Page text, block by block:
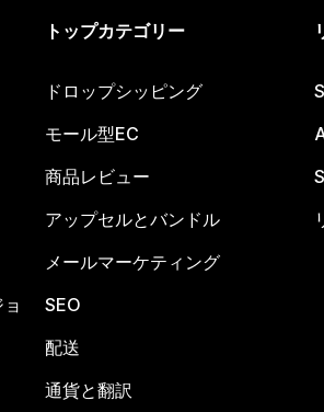
トップカテゴリー
ドロップシッピング
モール型EC
商品レビュー
アップセルとバンドル
メールマーケティング
SEO
配送
通貨と翻訳